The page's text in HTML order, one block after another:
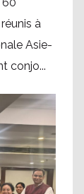
60
à
Asie-
conjo...